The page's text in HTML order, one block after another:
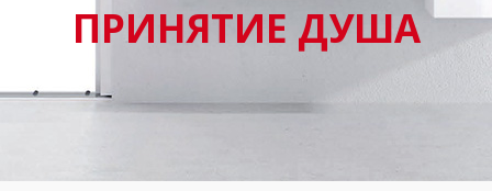
ПРИНЯТИЕ ДУША